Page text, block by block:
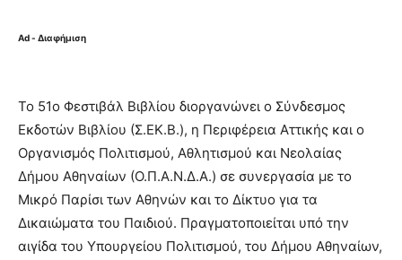
Ad - Διαφήμιση
Το 51ο Φεστιβάλ Βιβλίου διοργανώνει ο Σύνδεσμος
Εκδοτών Βιβλίου (Σ.ΕΚ.Β.), η Περιφέρεια Αττικής και ο
Οργανισμός Πολιτισμού, Αθλητισμού και Νεολαίας
Δήμου Αθηναίων (Ο.Π.Α.Ν.Δ.Α.) σε συνεργασία με το
Μικρό Παρίσι των Αθηνών και το Δίκτυο για τα
Δικαιώματα του Παιδιού. Πραγματοποιείται υπό την
αιγίδα του Υπουργείου Πολιτισμού, του Δήμου Αθηναίων,